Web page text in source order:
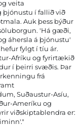
veita
í fallið við
Auk þess býður
'Há gæði,
áhersla á þjónustu'
fylgt í tíu ár.
Afríku og fyrirtækið
í þeirri svæðis. Þar
frá
Suðaustur-Asíu,
Ameríku og
viðskiptablendra er: